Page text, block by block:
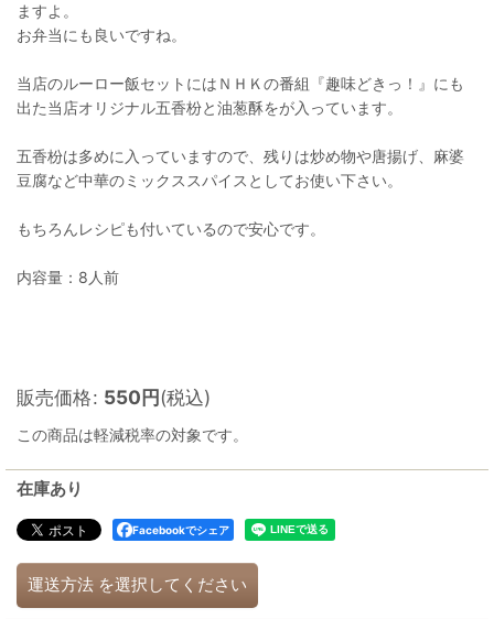
ますよ。
お弁当にも良いですね。
当店のルーロー飯セットにはＮＨＫの番組『趣味どきっ！』にも
出た当店オリジナル五香枌と油葱酥をが入っています。
五香枌は多めに入っていますので、残りは炒め物や唐揚げ、麻婆
豆腐など中華のミックススパイスとしてお使い下さい。
もちろんレシピも付いているので安心です。
内容量：8人前
販売価格: 550円(税込)
この商品は軽減税率の対象です。
在庫あり
Facebookでシェア
運送方法 を選択してください